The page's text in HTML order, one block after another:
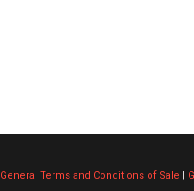
General Terms and Conditions of Sale